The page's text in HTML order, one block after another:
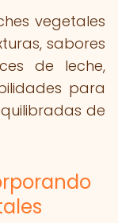
vegetales
sabores
de leche,
para
de